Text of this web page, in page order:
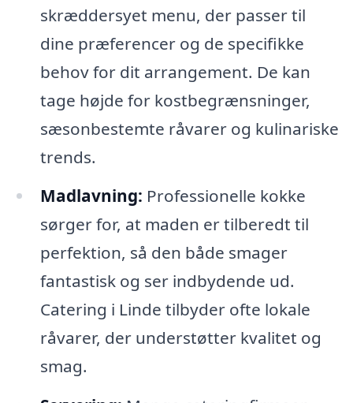
skræddersyet menu, der passer til
dine præferencer og de specifikke
behov for dit arrangement. De kan
tage højde for kostbegrænsninger,
sæsonbestemte råvarer og kulinariske
trends.
Madlavning: Professionelle kokke
sørger for, at maden er tilberedt til
perfektion, så den både smager
fantastisk og ser indbydende ud.
Catering i Linde tilbyder ofte lokale
råvarer, der understøtter kvalitet og
smag.